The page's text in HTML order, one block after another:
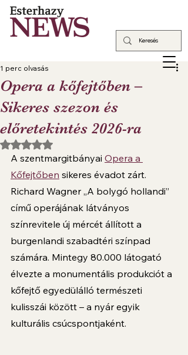
Opera a kőfejtőben –
Sikeres szezon és
előretekintés 2026-ra
1 perc olvasás
NaN csillagot kapott az 5-ből.
A szentmargitbányai Opera a
Kőfejtőben sikeres évadot zárt.
Richard Wagner „A bolygó hollandi”
című operájának látványos
színrevitele új mércét állított a
burgenlandi szabadtéri színpad
számára. Mintegy 80.000 látogató
élvezte a monumentális produkciót a
kőfejtő egyedülálló természeti
kulisszái között – a nyár egyik
kulturális csúcspontjaként.